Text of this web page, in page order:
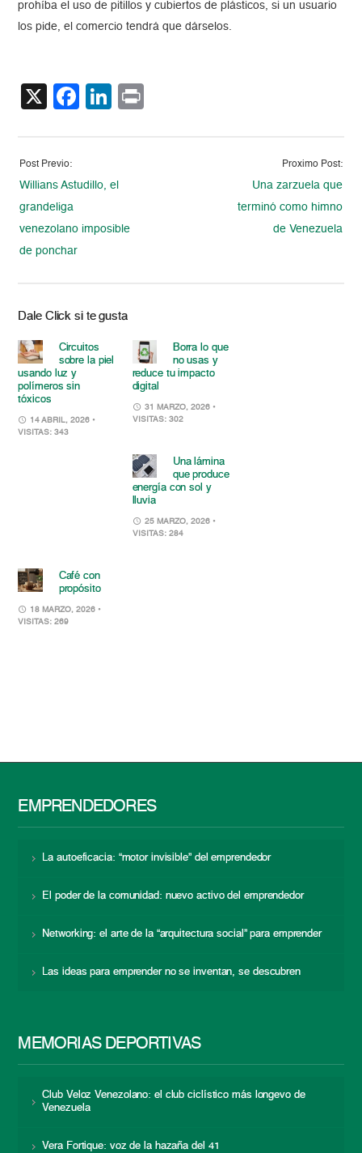
prohíba el uso de pitillos y cubiertos de plásticos, si un usuario
los pide, el comercio tendrá que dárselos.
X Facebook
LinkedIn
Post Previo:
Willians Astudillo, el
grandeliga
venezolano imposible
de ponchar
Proximo Post:
Una zarzuela que
terminó como himno
de Venezuela
Dale Click si te gusta
Circuitos
sobre la piel
usando luz y
polímeros sin
tóxicos
14 ABRIL, 2026 •
VISITAS: 343
Borra lo que
no usas y
reduce tu impacto
digital
31 MARZO, 2026 •
VISITAS: 302
Una lámina
que produce
energía con sol y
lluvia
25 MARZO, 2026 •
VISITAS: 284
Café con
propósito
18 MARZO, 2026 •
VISITAS: 269
EMPRENDEDORES
La autoeficacia: “motor invisible” del emprendedor
El poder de la comunidad: nuevo activo del emprendedor
Networking: el arte de la “arquitectura social” para emprender
Las ideas para emprender no se inventan, se descubren
MEMORIAS DEPORTIVAS
Club Veloz Venezolano: el club ciclístico más longevo de
Venezuela
Vera Fortique: voz de la hazaña del 41